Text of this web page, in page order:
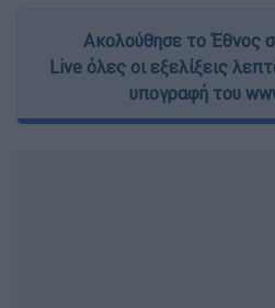
Ακολούθησε το Έθνος
Live όλες οι εξελίξεις
υπογραφή του